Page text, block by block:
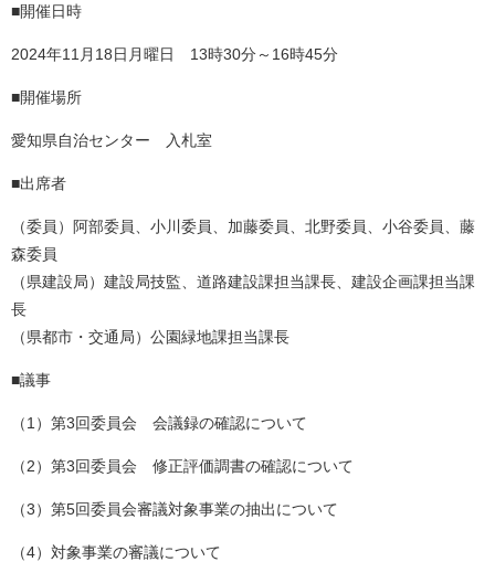
■開催日時
2024年11月18日月曜日 13時30分～16時45分
■開催場所
愛知県自治センター 入札室
■出席者
（委員）阿部委員、小川委員、加藤委員、北野委員、小谷委員、藤
森委員
（県建設局）建設局技監、道路建設課担当課長、建設企画課担当課
長
（県都市・交通局）公園緑地課担当課長
■議事
（1）第3回委員会 会議録の確認について
（2）第3回委員会 修正評価調書の確認について
（3）第5回委員会審議対象事業の抽出について
（4）対象事業の審議について